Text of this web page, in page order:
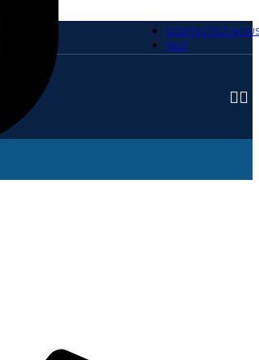
CONTACTEZ-
FAQ